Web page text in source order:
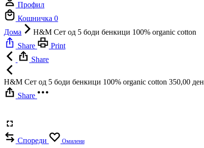
Профил
Кошничка 0
Дома
H&M Сет од 5 боди бенкици 100% organic cotton
Share
Print
Share
H&M Сет од 5 боди бенкици 100% organic cotton 350,00 ден
Share
Спореди Омилени